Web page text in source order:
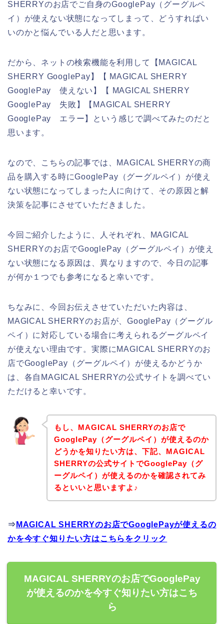
SHERRYのお店でご自身のGooglePay（グーグルペ
イ）が使えない状態になってしまって、どうすればい
いのかと悩んでいる人だと思います。
だから、ネットの検索機能を利用して【MAGICAL
SHERRY GooglePay】【 MAGICAL SHERRY
GooglePay 使えない】【 MAGICAL SHERRY
GooglePay 失敗】【MAGICAL SHERRY
GooglePay エラー】という感じで調べてみたのだと
思います。
なので、こちらの記事では、MAGICAL SHERRYの商
品を購入する時にGooglePay（グーグルペイ）が使え
ない状態になってしまった人に向けて、その原因と解
決策を記事にさせていただきました。
今回ご紹介したように、人それぞれ、MAGICAL
SHERRYのお店でGooglePay（グーグルペイ）が使え
ない状態になる原因は、異なりますので、今日の記事
が何か１つでも参考になると幸いです。
ちなみに、今回お伝えさせていただいた内容は、
MAGICAL SHERRYのお店が、GooglePay（グーグル
ペイ）に対応している場合に考えられるグーグルペイ
が使えない理由です。実際にMAGICAL SHERRYのお
店でGooglePay（グーグルペイ）が使えるかどうか
は、各自MAGICAL SHERRYの公式サイトを調べてい
ただけると幸いです。
もし、MAGICAL SHERRYのお店で
GooglePay（グーグルペイ）が使えるのか
どうかを知りたい方は、下記、MAGICAL
SHERRYの公式サイトでGooglePay（グ
ーグルペイ）が使えるのかを確認されてみ
るといいと思いますよ♪
⇒ MAGICAL SHERRYのお店でGooglePayが使えるの
かを今すぐ知りたい方はこちらをクリック
MAGICAL SHERRYのお店でGooglePay
が使えるのかを今すぐ知りたい方はこち
ら